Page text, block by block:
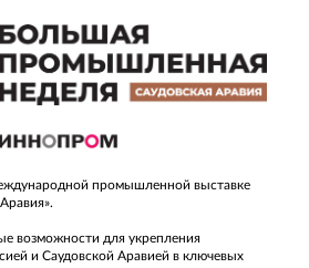
промышленной выставке
возможности для укрепления
и Саудовской Аравией в ключевых
ОТЗЫВ
ОТЗЫВ
ВОПРОС
ЗАЯВКУ